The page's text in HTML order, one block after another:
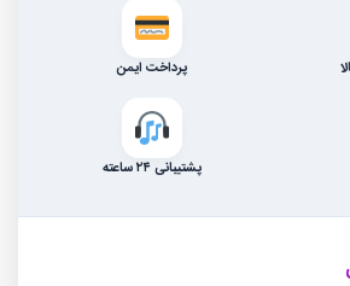
پرداخت ایمن
پشتیبانی ۲۴ ساعته